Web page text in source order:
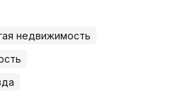
недвижимость